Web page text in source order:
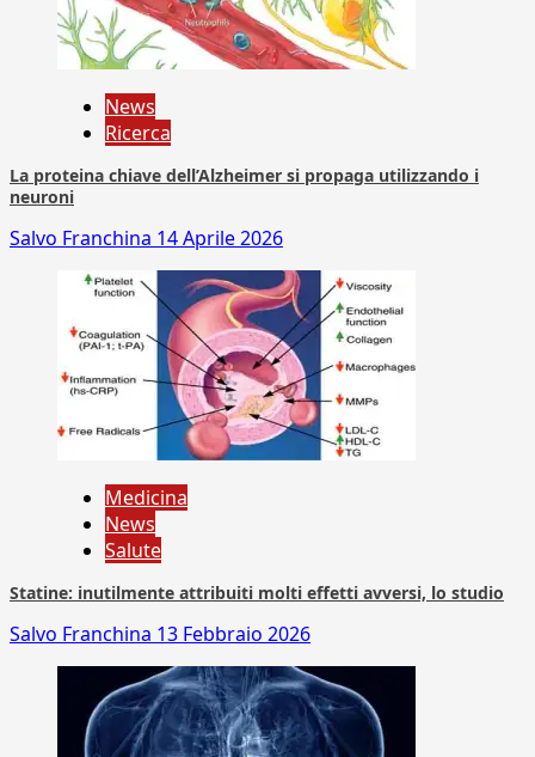
News
Ricerca
La proteina chiave dell’Alzheimer si propaga utilizzando i
neuroni
Salvo Franchina 14 Aprile 2026
Medicina
News
Salute
Statine: inutilmente attribuiti molti effetti avversi, lo studio
Salvo Franchina 13 Febbraio 2026